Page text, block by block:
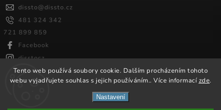
Tento web používá soubory cookie. Dalším procházením tohoto
webu vyjadřujete souhlas s jejich používáním.. Více informacízde.
Nastavení
dissto@dissto.cz
481 324 342
721 899 859
Facebook
disstocz
Shoptet| Design